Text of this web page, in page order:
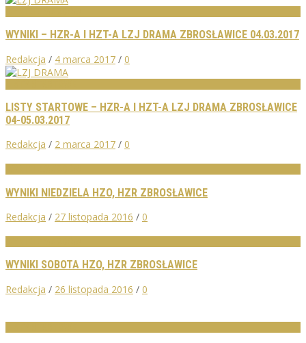
WYNIKI – HZR-A I HZT-A LZJ DRAMA ZBROSŁAWICE 04.03.2017
Redakcja / 4 marca 2017 / 0
LISTY STARTOWE – HZR-A I HZT-A LZJ DRAMA ZBROSŁAWICE
04-05.03.2017
Redakcja / 2 marca 2017 / 0
WYNIKI NIEDZIELA HZO, HZR ZBROSŁAWICE
Redakcja / 27 listopada 2016 / 0
WYNIKI SOBOTA HZO, HZR ZBROSŁAWICE
Redakcja / 26 listopada 2016 / 0